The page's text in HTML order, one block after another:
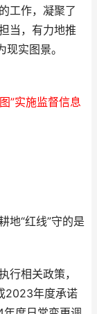
工作，凝聚了
当，有力地推
实图景。
”实施监督信息
“红线”守的是
相关政策，
2023年度承诺